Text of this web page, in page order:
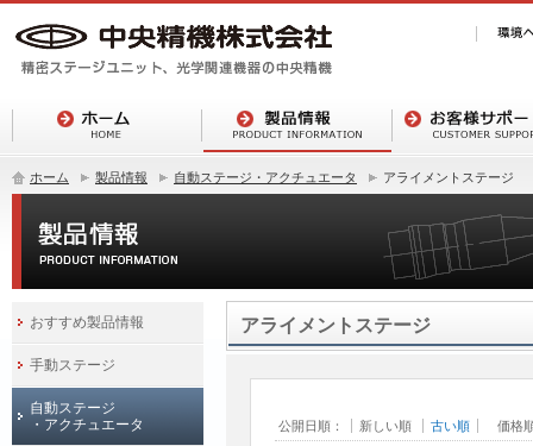
ホーム 製品情報 自動ステージ・アクチュエータ アライメントステージ
アライメントステージ
公開日順： 新しい順 古い順 価格
おすすめ製品情報
手動ステージ
自動ステージ
・アクチュエータ